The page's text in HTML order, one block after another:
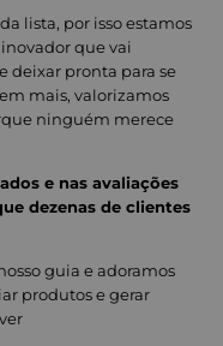
lista, por isso estamos
que vai
deixar pronta para se
mais, valorizamos
ninguém merece
e nas avaliações
dezenas de clientes
guia e adoramos
produtos e gerar